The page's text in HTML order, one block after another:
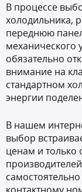
В процессе
холодильника,
переднюю
механического
обязательно
внимание на
стандартном
энергии
В нашем
выбор
ценам и только